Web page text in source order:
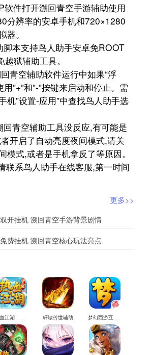
软件打开溯回青空手游辅助使用
分辨率的安卓手机和720×1280
。
脚本支持鸟人助手安卓免ROOT
狱辅助工具。
青空辅助软件运行中如果“浮
”+”和”-”按键来启动和停止。需
机”设置-应用”中查找鸟人助手选
青空辅助工具没反应,有可能是
开启了自动亮度夜间模式,请关
模式,或者是手机拿反了等原因。
联系鸟人助手在线客服,第一时间
更多>>
开挂机 溯回青空手游背景剧情
费挂机 溯回青空核心玩法亮点
轩辕传世辅助